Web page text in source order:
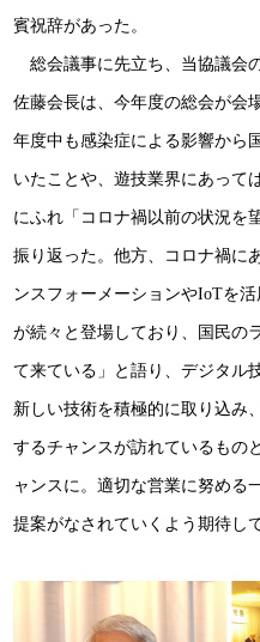
賓祝辞があった。
総会議事に先立ち、当協議会
佐藤会長は、今年度の総会が会
年度中も感染症による影響から
いたことや、遊技業界にあって
にふれ「コロナ禍以前の状況を
振り返った。他方、コロナ禍に
ンスフォーメーションやIoTを
が続々と登場しており、国民の
て来ている」と語り、デジタル
新しい技術を積極的に取り込み
するチャンスが訪れているもの
ャンスに。適切な営業に努める
提案がなされていくよう期待し